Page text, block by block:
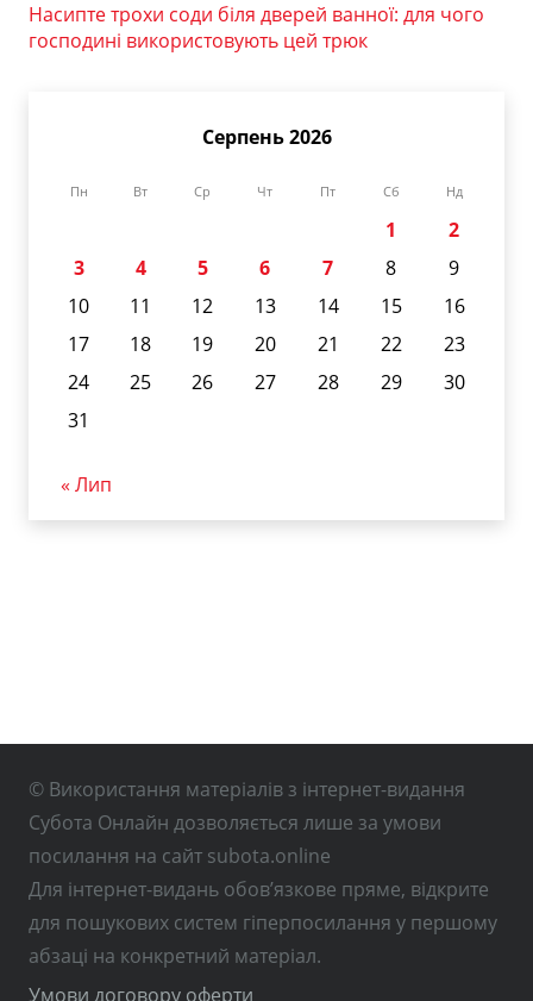
Насипте трохи соди біля дверей ванної: для чого
господині використовують цей трюк
Серпень 2026
Пн Вт Ср Чт Пт Сб Нд
1
2
3
4 5 6 7 8
9
10
11 12 13 14 15
16
17
18 19 20 21 22
23
24
25 26 27 28 29
30
31
« Лип
© Використання матеріалів з інтернет-видання
Субота Онлайн дозволяється лише за умови
посилання на сайт subota.online
Для інтернет-видань обов’язкове пряме, відкрите
для пошукових систем гіперпосилання у першому
абзаці на конкретний матеріал.
Умови договору оферти